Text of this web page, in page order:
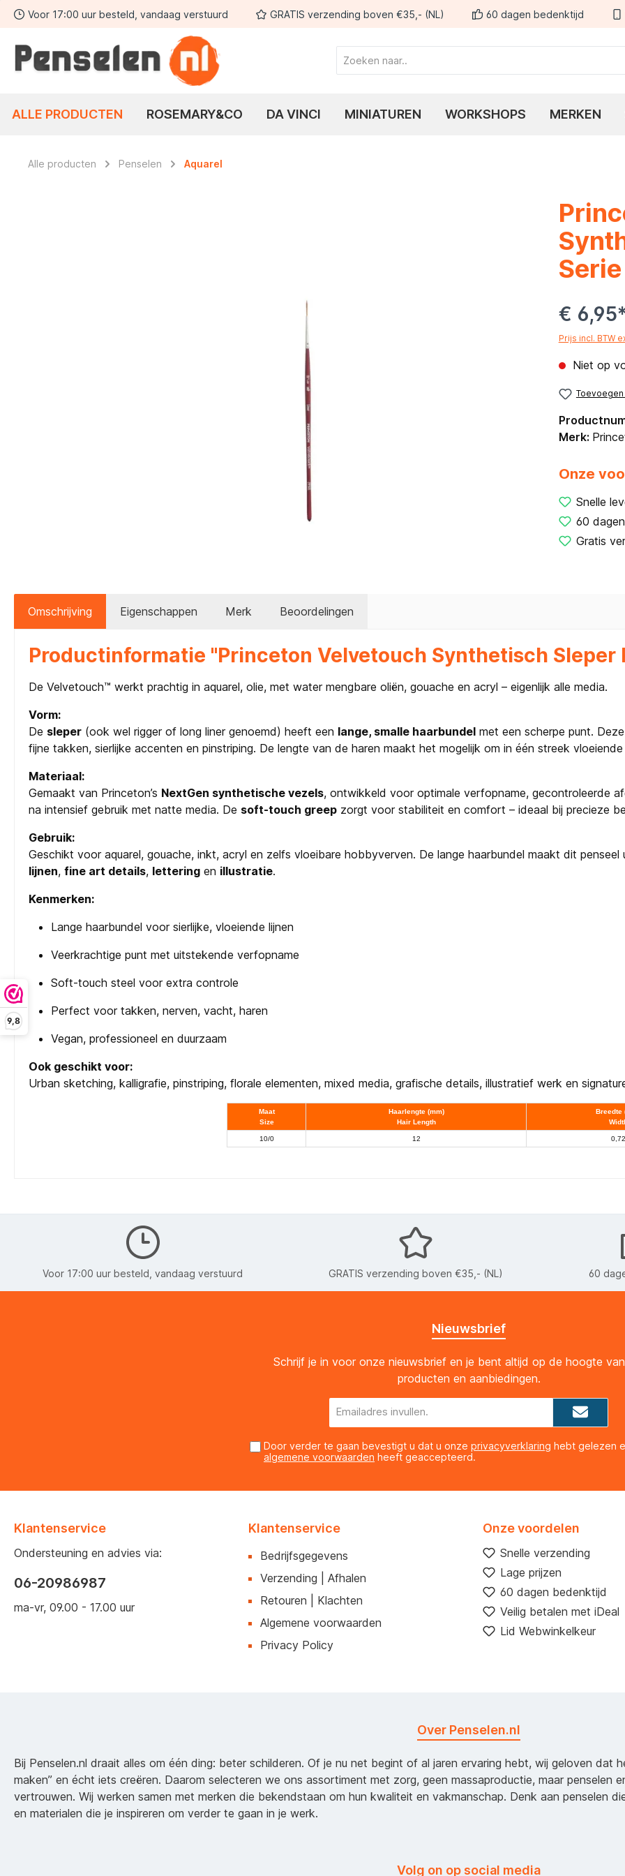
9,8
Ga naar de hoofdnavigatie
Voor 17:00 uur besteld, vandaag verstuurd GRATIS verzending boven €35,- (NL) 60 dagen bedenktijd
ALLE PRODUCTEN ROSEMARY&CO DA VINCI MINIATUREN WORKSHOPS MERKEN
Alle producten Penselen Aquarel
€
Prijs incl. BTW
Niet op
Merk:
Onze
Snelle
60
Gratis
Omschrijving Eigenschappen Merk Beoordelingen
Productinformatie "Princeton Velvetouch Synthetisch Sleper
De Velvetouch™ werkt prachtig in aquarel, olie, met water mengbare oliën, gouache en acryl – eigenlijk alle media.
Vorm:
De sleper (ook wel rigger of long liner genoemd) heeft een lange, smalle haarbundel met een scherpe punt.
fijne takken, sierlijke accenten en pinstriping. De lengte van de haren maakt het mogelijk om in één streek
Materiaal:
Gemaakt van Princeton’s NextGen synthetische vezels, ontwikkeld voor optimale verfopname, gecontroleerde
na intensief gebruik met natte media. De soft-touch greep zorgt voor stabiliteit en comfort – ideaal bij precieze
Gebruik:
Geschikt voor aquarel, gouache, inkt, acryl en zelfs vloeibare hobbyverven. De lange haarbundel maakt dit
lijnen, fine art details, lettering en illustratie.
Kenmerken:
Lange haarbundel voor sierlijke, vloeiende lijnen
Veerkrachtige punt met uitstekende verfopname
Soft-touch steel voor extra controle
Perfect voor takken, nerven, vacht, haren
Vegan, professioneel en duurzaam
Ook geschikt voor:
Urban sketching, kalligrafie, pinstriping, florale elementen, mixed media, grafische details, illustratief werk en
Maat
Size
Haarlengte (mm)
Hair Length
Breedte
10/0 12 0,72
Voor 17:00 uur besteld, vandaag verstuurd GRATIS verzending boven €35,- (NL) 60
Nieuwsbrief
Schrijf je in voor onze nieuwsbrief en je bent altijd op de hoogte
producten en aanbiedingen.
Door verder te gaan bevestigt u dat u onze privacyverklaring hebt gelezen
algemene voorwaarden heeft geaccepteerd.
Klantenservice
Ondersteuning en advies via:
06-20986987
ma-vr, 09.00 - 17.00 uur
Klantenservice
Bedrijfsgegevens
Verzending | Afhalen
Retouren | Klachten
Algemene voorwaarden
Privacy Policy
Onze voordelen
Snelle verzending
Lage prijzen
60 dagen bedenktijd
Veilig betalen met iDeal
Lid Webwinkelkeur
Over Penselen.nl
Bij Penselen.nl draait alles om één ding: beter schilderen. Of je nu net begint of al jaren ervaring hebt, wij geloven dat
maken” en écht iets creëren. Daarom selecteren we ons assortiment met zorg, geen massaproductie, maar penselen
vertrouwen. Wij werken samen met merken die bekendstaan om hun kwaliteit en vakmanschap. Denk aan penselen
en materialen die je inspireren om verder te gaan in je werk.
Volg on op social media